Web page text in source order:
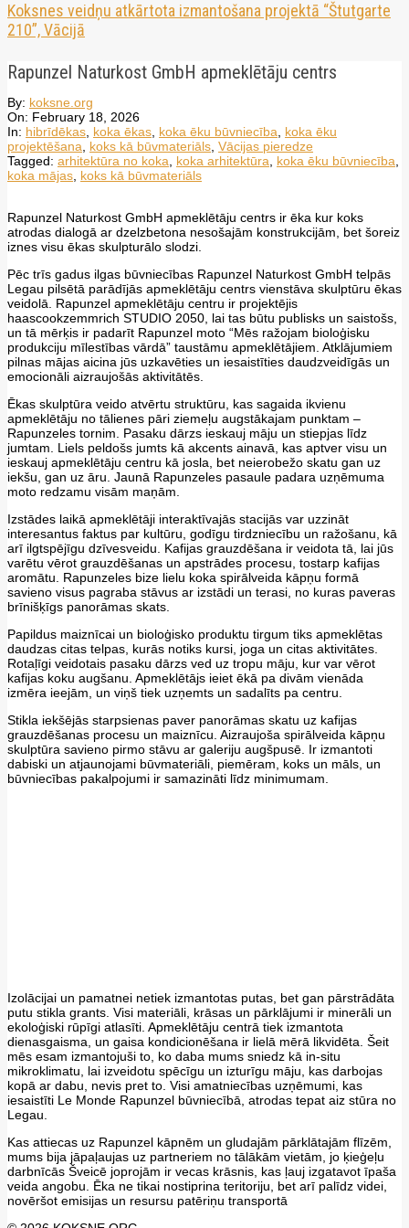
Koksnes veidņu atkārtota izmantošana projektā “Štutgarte
210”, Vācijā
Rapunzel Naturkost GmbH apmeklētāju centrs
By: koksne.org
On: February 18, 2026
In: hibrīdēkas, koka ēkas, koka ēku būvniecība, koka ēku
projektēšana, koks kā būvmateriāls, Vācijas pieredze
Tagged: arhitektūra no koka, koka arhitektūra, koka ēku būvniecība,
koka mājas, koks kā būvmateriāls
Rapunzel Naturkost GmbH apmeklētāju centrs ir ēka kur koks
atrodas dialogā ar dzelzbetona nesošajām konstrukcijām, bet šoreiz
iznes visu ēkas skulpturālo slodzi.
Pēc trīs gadus ilgas būvniecības Rapunzel Naturkost GmbH telpās
Legau pilsētā parādījās apmeklētāju centrs vienstāva skulptūru ēkas
veidolā. Rapunzel apmeklētāju centru ir projektējis
haascookzemmrich STUDIO 2050, lai tas būtu publisks un saistošs,
un tā mērķis ir padarīt Rapunzel moto “Mēs ražojam bioloģisku
produkciju mīlestības vārdā” taustāmu apmeklētājiem. Atklājumiem
pilnas mājas aicina jūs uzkavēties un iesaistīties daudzveidīgās un
emocionāli aizraujošās aktivitātēs.
Ēkas skulptūra veido atvērtu struktūru, kas sagaida ikvienu
apmeklētāju no tālienes pāri ziemeļu augstākajam punktam –
Rapunzeles tornim. Pasaku dārzs ieskauj māju un stiepjas līdz
jumtam. Liels peldošs jumts kā akcents ainavā, kas aptver visu un
ieskauj apmeklētāju centru kā josla, bet neierobežo skatu gan uz
iekšu, gan uz āru. Jaunā Rapunzeles pasaule padara uzņēmuma
moto redzamu visām maņām.
Izstādes laikā apmeklētāji interaktīvajās stacijās var uzzināt
interesantus faktus par kultūru, godīgu tirdzniecību un ražošanu, kā
arī ilgtspējīgu dzīvesveidu. Kafijas grauzdēšana ir veidota tā, lai jūs
varētu vērot grauzdēšanas un apstrādes procesu, tostarp kafijas
aromātu. Rapunzeles bize lielu koka spirālveida kāpņu formā
savieno visus pagraba stāvus ar izstādi un terasi, no kuras paveras
brīnišķīgs panorāmas skats.
Papildus maiznīcai un bioloģisko produktu tirgum tiks apmeklētas
daudzas citas telpas, kurās notiks kursi, joga un citas aktivitātes.
Rotaļīgi veidotais pasaku dārzs ved uz tropu māju, kur var vērot
kafijas koku augšanu. Apmeklētājs ieiet ēkā pa divām vienāda
izmēra ieejām, un viņš tiek uzņemts un sadalīts pa centru.
Stikla iekšējās starpsienas paver panorāmas skatu uz kafijas
grauzdēšanas procesu un maiznīcu. Aizraujoša spirālveida kāpņu
skulptūra savieno pirmo stāvu ar galeriju augšpusē. Ir izmantoti
dabiski un atjaunojami būvmateriāli, piemēram, koks un māls, un
būvniecības pakalpojumi ir samazināti līdz minimumam.
Izolācijai un pamatnei netiek izmantotas putas, bet gan pārstrādāta
putu stikla grants. Visi materiāli, krāsas un pārklājumi ir minerāli un
ekoloģiski rūpīgi atlasīti. Apmeklētāju centrā tiek izmantota
dienasgaisma, un gaisa kondicionēšana ir lielā mērā likvidēta. Šeit
mēs esam izmantojuši to, ko daba mums sniedz kā in-situ
mikroklimatu, lai izveidotu spēcīgu un izturīgu māju, kas darbojas
kopā ar dabu, nevis pret to. Visi amatniecības uzņēmumi, kas
iesaistīti Le Monde Rapunzel būvniecībā, atrodas tepat aiz stūra no
Legau.
Kas attiecas uz Rapunzel kāpnēm un gludajām pārklātajām flīzēm,
mums bija jāpaļaujas uz partneriem no tālākām vietām, jo ​​ķieģeļu
darbnīcās Šveicē joprojām ir vecas krāsnis, kas ļauj izgatavot īpaša
veida angobu. Ēka ne tikai nostiprina teritoriju, bet arī palīdz videi,
novēršot emisijas un resursu patēriņu transportā